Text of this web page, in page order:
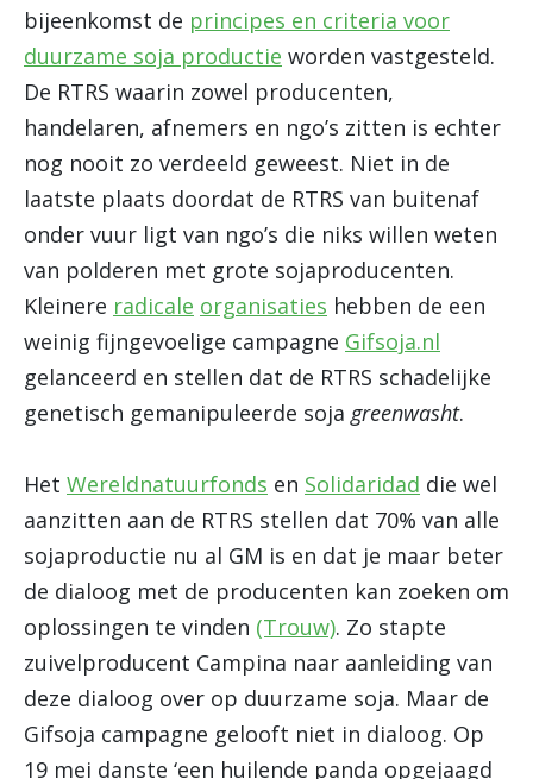
bijeenkomst de principes en criteria voor
duurzame soja productie worden vastgesteld.
De RTRS waarin zowel producenten,
handelaren, afnemers en ngo’s zitten is echter
nog nooit zo verdeeld geweest. Niet in de
laatste plaats doordat de RTRS van buitenaf
onder vuur ligt van ngo’s die niks willen weten
van polderen met grote sojaproducenten.
Kleinere radicale organisaties hebben de een
weinig fijngevoelige campagne Gifsoja.nl
gelanceerd en stellen dat de RTRS schadelijke
genetisch gemanipuleerde soja greenwasht.
Het Wereldnatuurfonds en Solidaridad die wel
aanzitten aan de RTRS stellen dat 70% van alle
sojaproductie nu al GM is en dat je maar beter
de dialoog met de producenten kan zoeken om
oplossingen te vinden (Trouw). Zo stapte
zuivelproducent Campina naar aanleiding van
deze dialoog over op duurzame soja. Maar de
Gifsoja campagne gelooft niet in dialoog. Op
19 mei danste ‘een huilende panda opgejaagd